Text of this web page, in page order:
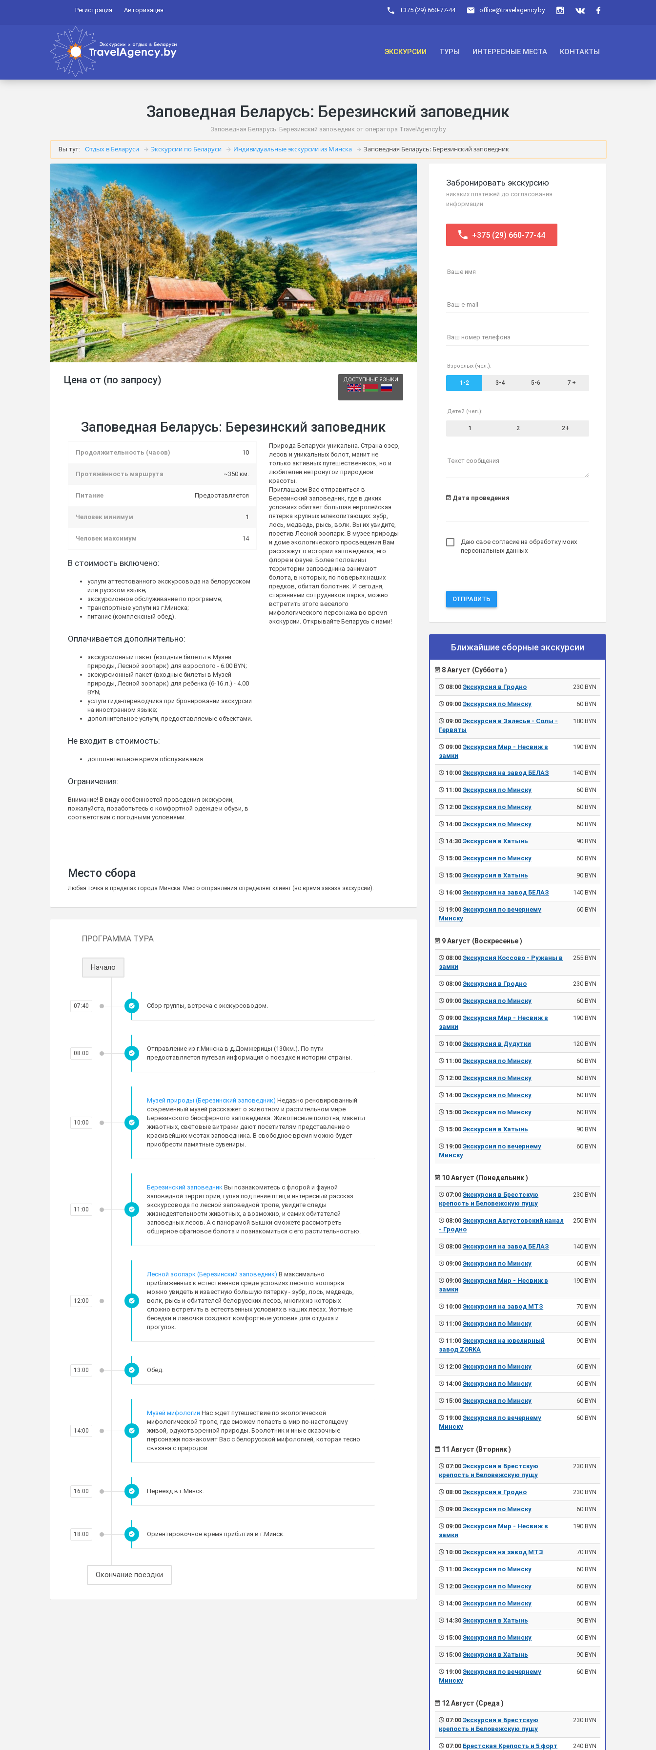
Регистрация Авторизация office@travelagency.by
+375 (29) 660-77-44
ЭКСКУРСИИ ТУРЫ ИНТЕРЕСНЫЕ МЕСТА КОНТАКТЫ
Заповедная Беларусь: Березинский заповедник
Заповедная Беларусь: Березинский заповедник от оператора TravelAgency.by
Вы тут: Отдых в Беларуси Экскурсии по Беларуси Индивидуальные экскурсии из Минска Заповедная Беларусь: Березинский заповедник
Цена от (по запросу) ДОСТУПНЫЕ ЯЗЫКИ
Заповедная Беларусь: Березинский заповедник
Продолжительность (часов) 10
Протяжённость маршрута ~350 км.
Питание Предоставляется
Человек минимум 1
Человек максимум 14
В стоимость включено:
услуги аттестованного экскурсовода на белорусском
или русском языке;
экскурсионное обслуживание по программе;
транспортные услуги из г.Минска;
питание (комплексный обед).
Оплачивается дополнительно:
экскурсионный пакет (входные билеты в Музей
природы, Лесной зоопарк) для взрослого - 6.00 BYN;
экскурсионный пакет (входные билеты в Музей
природы, Лесной зоопарк) для ребенка (6-16 л.) - 4.00
BYN;
услуги гида-переводчика при бронировании экскурсии
на иностранном языке;
дополнительное услуги, предоставляемые объектами.
Не входит в стоимость:
дополнительное время обслуживания.
Ограничения:
Внимание! В виду особенностей проведения экскурсии,
пожалуйста, позаботьтесь о комфортной одежде и обуви, в
соответствии с погодными условиями.
Природа Беларуси уникальна. Страна озер,
лесов и уникальных болот, манит не
только активных путешествеников, но и
любителей нетронутой природной
красоты.
Приглашаем Вас отправиться в
Березинский заповедник, где в диких
условиях обитает большая европейская
пятерка крупных млекопитающих: зубр,
лось, медведь, рысь, волк. Вы их увидите,
посетив Лесной зоопарк. В музее природы
и доме экологического просвещения Вам
расскажут о истории заповедника, его
флоре и фауне. Более половины
территории заповедника занимают
болота, в которых, по поверьях наших
предков, обитал болотник. И сегодня,
стараниями сотрудников парка, можно
встретить этого веселого
мифологического персонажа во время
экскурсии. Открывайте Беларусь с нами!
Место сбора
Любая точка в пределах города Минска. Место отправления определяет клиент (во время заказа экскурсии).
ПРОГРАММА ТУРА
Начало
07:40 Сбор группы, встреча с экскурсоводом.
08:00
Отправление из г.Минска в д.Домжерицы (130км.). По пути
предоставляется путевая информация о поездке и истории страны.
10:00
Музей природы (Березинский заповедник) Недавно реновированный
современный музей расскажет о животном и растительном мире
Березинского биосферного заповедника. Живописные полотна, макеты
животных, световые витражи дают посетителям представление о
красивейших местах заповедника. В свободное время можно будет
приобрести памятные сувениры.
11:00
Березинский заповедникВы познакомитесь с флорой и фауной
заповедной территории, гуляя под пение птиц и интересный рассказ
экскурсовода по лесной заповедной тропе, увидите следы
жизнедеятельности животных, а возможно, и самих обитателей
заповедных лесов. А с панорамой вышки сможете рассмотреть
обширное сфагновое болота и познакомиться с его растительностью.
12:00
Лесной зоопарк (Березинский заповедник) В максимально
приближенных к естественной среде условиях лесного зоопарка
можно увидеть и известную большую пятерку - зубр, лось, медведь,
волк, рысь и обитателей белорусских лесов, многих из которых
сложно встретить в естественных условиях в наших лесах. Уютные
беседки и лавочки создают комфортные условия для отдыха и
прогулок.
13:00 Обед.
14:00
Музей мифологии Нас ждет путешествие по экологической
мифологической тропе, где сможем попасть в мир по-настоящему
живой, одухотворенной природы. Боолотник и иные сказочные
персонажи познакомят Вас с белорусской мифологией, которая тесно
связана с природой.
16:00 Переезд в г.Минск.
18:00 Ориентировочное время прибытия в г.Минск.
Забронировать экскурсию
никаких платежей до согласования
информации
+375 (29) 660-77-44
Ваше имя
Ваш e-mail
Ваш номер телефона
Взрослых (чел.):
1-2 3-4 5-6 7 +
Детей (чел.):
1 2 2+
Текст сообщения
Дата проведения
Даю свое согласие на обработку моих
персональных данных
ОТПРАВИТЬ
Ближайшие сборные экскурсии
8 Август (Суббота )
08:00Экскурсия в Гродно 230 BYN
09:00Экскурсия по Минску 60 BYN
09:00Экскурсия в Залесье - Солы -
Гервяты
180 BYN
09:00Экскурсия Мир - Несвиж в
замки
190 BYN
10:00Экскурсия на завод БЕЛАЗ 140 BYN
11:00Экскурсия по Минску 60 BYN
12:00Экскурсия по Минску 60 BYN
14:00Экскурсия по Минску 60 BYN
14:30Экскурсия в Хатынь 90 BYN
15:00Экскурсия по Минску 60 BYN
15:00Экскурсия в Хатынь 90 BYN
16:00Экскурсия на завод БЕЛАЗ 140 BYN
19:00Экскурсия по вечернему
Минску
60 BYN
9 Август (Воскресенье )
08:00Экскурсия Коссово - Ружаны в
замки
255 BYN
08:00Экскурсия в Гродно 230 BYN
09:00Экскурсия по Минску 60 BYN
09:00Экскурсия Мир - Несвиж в
замки
190 BYN
10:00Экскурсия в Дудутки 120 BYN
11:00Экскурсия по Минску 60 BYN
12:00Экскурсия по Минску 60 BYN
14:00Экскурсия по Минску 60 BYN
15:00Экскурсия по Минску 60 BYN
15:00Экскурсия в Хатынь 90 BYN
19:00Экскурсия по вечернему
Минску
60 BYN
10 Август (Понедельник )
07:00Экскурсия в Брестскую
крепость и Беловежскую пущу
230 BYN
08:00Экскурсия Августовский канал
- Гродно
250 BYN
08:00Экскурсия на завод БЕЛАЗ 140 BYN
09:00Экскурсия по Минску 60 BYN
09:00Экскурсия Мир - Несвиж в
замки
190 BYN
10:00Экскурсия на завод МТЗ 70 BYN
11:00Экскурсия по Минску 60 BYN
11:00Экскурсия на ювелирный
завод ZORKA
90 BYN
12:00Экскурсия по Минску 60 BYN
14:00Экскурсия по Минску 60 BYN
15:00Экскурсия по Минску 60 BYN
19:00Экскурсия по вечернему
Минску
60 BYN
11 Август (Вторник )
07:00Экскурсия в Брестскую
крепость и Беловежскую пущу
230 BYN
08:00Экскурсия в Гродно 230 BYN
09:00Экскурсия по Минску 60 BYN
09:00Экскурсия Мир - Несвиж в
замки
190 BYN
10:00Экскурсия на завод МТЗ 70 BYN
11:00Экскурсия по Минску 60 BYN
12:00Экскурсия по Минску 60 BYN
14:00Экскурсия по Минску 60 BYN
14:30Экскурсия в Хатынь 90 BYN
15:00Экскурсия по Минску 60 BYN
15:00Экскурсия в Хатынь 90 BYN
19:00Экскурсия по вечернему
Минску
60 BYN
12 Август (Среда )
07:00Экскурсия в Брестскую
крепость и Беловежскую пущу
230 BYN
07:00 Брестская Крепость и 5 форт 240 BYN